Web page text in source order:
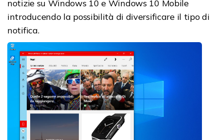
notizie su Windows 10 e Windows 10 Mobile
introducendo la possibilità di diversificare il tipo di
notifica.